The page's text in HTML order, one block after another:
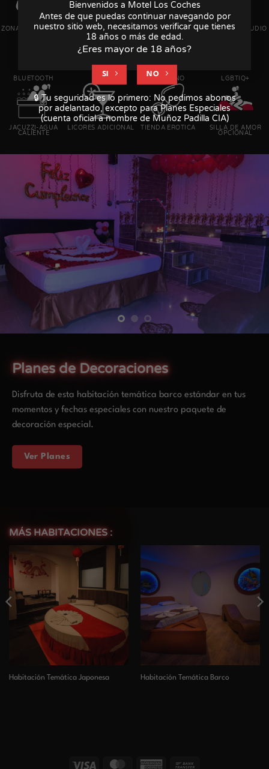
Bienvenidos a Motel Los Coches
Antes de que puedas continuar navegando por
nuestro sitio web, necesitamos verificar que tienes
18 años o más de edad.
¿Eres mayor de 18 años?
SI NO
🔒 Tu seguridad es lo primero: No pedimos abonos
por adelantado, excepto para Planes Especiales
(cuenta oficial a nombre de Muñoz Padilla CIA)
ZONA DE PARQUEO CAMA DOBLE VENTILADOR SISTEMA DE AUDIO
BLUETOOTH WI FI TV PLANO LGBTIQ+
JACUZZI-AGUA
CALIENTE
LICORES ADICIONAL TIENDA EROTICA SILLA DE AMOR
OPCIONAL
Planes de Decoraciones
Disfruta de esta habitación temática barco estándar en tus
momentos y fechas especiales con nuestro paquete de
decoración especial.
Ver Planes
MÁS HABITACIONES :
Habitación Temática Japonesa Habitación Temática Barco
Visa MasterCardAmerican